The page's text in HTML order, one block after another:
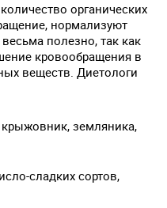
органических
нормализуют
полезно, так как
кровообращения в
веществ. Диетологи
земляника,
сладких сортов,